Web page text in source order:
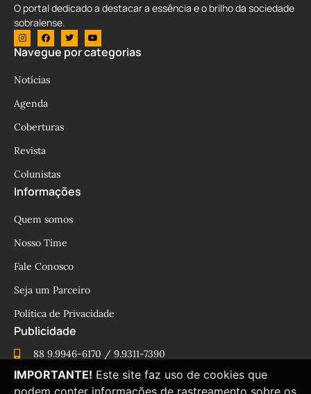
O portal dedicado a destacar a essência e o brilho da sociedade
sobralense.
Navegue por categorias
Notícias
Agenda
Coberturas
Revista
Colunistas
Informações
Quem somos
Nosso Time
Fale Conosco
Seja um Parceiro
Política de Privacidade
Publicidade
88 9.9946-6170 / 9.9311-7390
cesinhamacedo@yahoo.com.br
IMPORTANTE! Este site faz uso de cookies que
podem conter informações de rastreamento sobre os